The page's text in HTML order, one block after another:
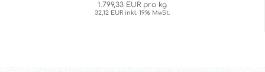
1.799,33 EUR pro kg
32,12 EUR inkl. 19% MwSt.